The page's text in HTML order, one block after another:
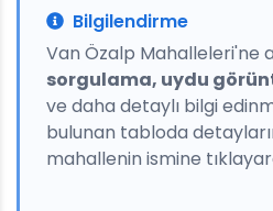
Bilgilendirme
Van Özalp Mahalleleri'ne
sorgulama, uydu
ve daha detaylı bilgi
bulunan tabloda
mahallenin ismine